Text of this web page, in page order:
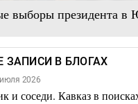
выборы президента
ЗАПИСИ В БЛОГАХ
2026
и соседи. Кавказ в